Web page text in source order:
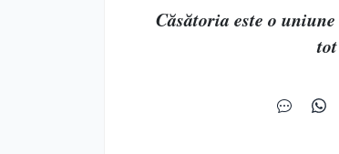
Căsătoria este o